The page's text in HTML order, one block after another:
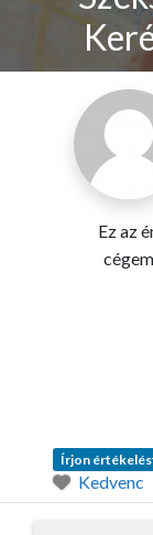
Ez az
cégem
Írjon
Kedvenc